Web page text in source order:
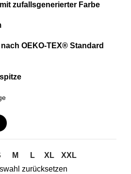
zufallsgenerierter Farbe
OEKO-TEX® Standard
M L XL
XXL
zurücksetzen